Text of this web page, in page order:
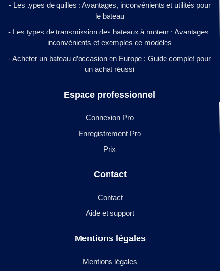
- Les types de quilles : Avantages, inconvénients et utilités pour
le bateau
- Les types de transmission des bateaux à moteur : Avantages,
inconvénients et exemples de modèles
- Acheter un bateau d’occasion en Europe : Guide complet pour
un achat réussi
Espace professionnel
Connexion Pro
Enregistrement Pro
Prix
Contact
Contact
Aide et support
Mentions légales
Mentions légales